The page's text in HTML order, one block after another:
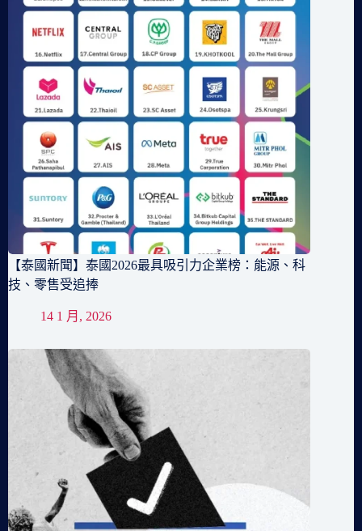
【泰國新聞】泰國2026最具吸引力企業榜：能源、科
技、零售受追捧
14 1 月, 2026